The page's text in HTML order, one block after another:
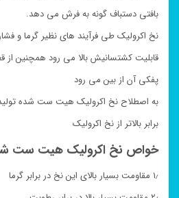
بافتی دستباف گونه به فرش می دهد.
نخ اکرولیک طی فرآیند های نظیر گرما و
قابلیت کشتسانیش بالا می رود همچنین
پفکی آن از بین می رود
به اصطلاح نخ اکرولیک هیت ست شده
برابر بالاتر از نخ اکرولیک
خواص نخ اکرولیک هیت ست
۱٫ مقاومت بسیار بالای این نخ در برابر گرما